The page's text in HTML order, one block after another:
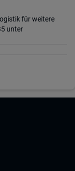
für weitere
unter